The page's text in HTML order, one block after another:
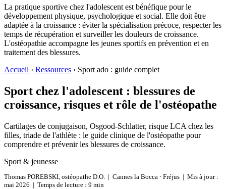
La pratique sportive chez l'adolescent est bénéfique pour le
développement physique, psychologique et social. Elle doit être
adaptée à la croissance : éviter la spécialisation précoce, respecter les
temps de récupération et surveiller les douleurs de croissance.
L'ostéopathie accompagne les jeunes sportifs en prévention et en
traitement des blessures.
Accueil › Ressources › Sport ado : guide complet
Sport chez l'adolescent : blessures de
croissance, risques et rôle de l'ostéopathe
Cartilages de conjugaison, Osgood-Schlatter, risque LCA chez les
filles, triade de l'athlète : le guide clinique de l'ostéopathe pour
comprendre et prévenir les blessures de croissance.
Sport & jeunesse
Thomas POREBSKI, ostéopathe D.O. | Cannes la Bocca · Fréjus | Mis à jour :
mai 2026 | Temps de lecture : 9 min